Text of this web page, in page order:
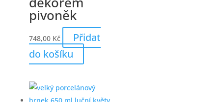
pivoněk
748,00 Kč
Přidat
do košíku